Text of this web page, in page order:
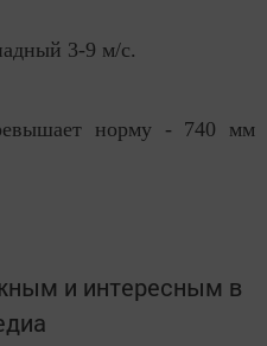
3-9 м/с.
норму - 740 мм
и интересным в